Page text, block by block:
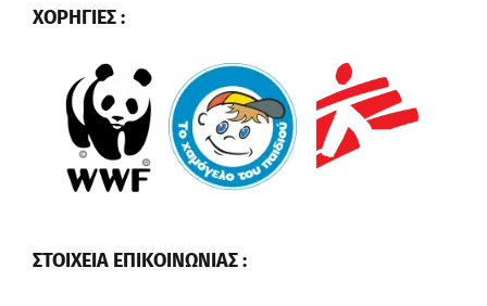
ΧΟΡΗΓΙΕΣ :
ΣΤΟΙΧΕΙΑ ΕΠΙΚΟΙΝΩΝΙΑΣ :